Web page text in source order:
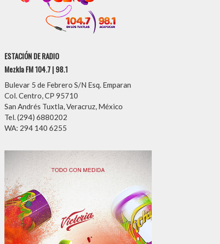
ESTACIÓN DE RADIO
Mezkla FM 104.7 | 98.1
Bulevar 5 de Febrero S/N Esq. Emparan
Col. Centro, CP 95710
San Andrés Tuxtla, Veracruz, México
Tel. (294) 6880202
WA: 294 140 6255